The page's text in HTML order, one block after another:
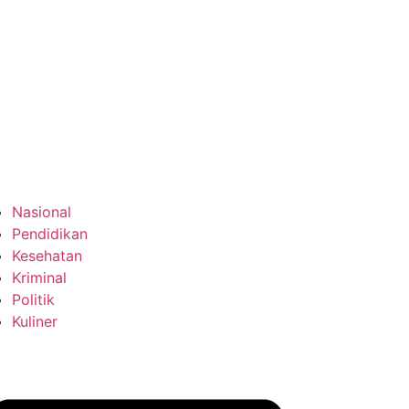
Nasional
Pendidikan
Kesehatan
Kriminal
Politik
Kuliner